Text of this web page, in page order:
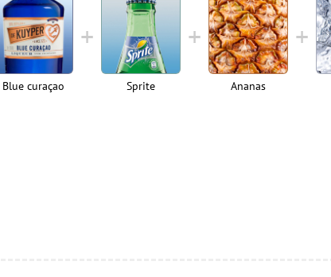
Blue curaçao Sprite Ananas